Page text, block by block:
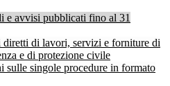
e avvisi pubblicati fino al 31
di lavori, servizi e forniture di
e di protezione civile
sulle singole procedure in formato